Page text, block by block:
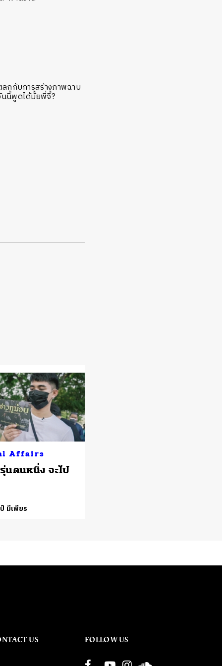
กกับการสร้างภาพฉาบ
นนี้พูดได้มั้ยพี่จี้?
Affairs
นคนหนึ่ง จะไป
มีเพียร
US FOLLOW US